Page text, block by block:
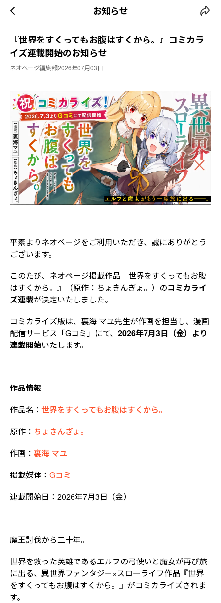
お知らせ
『世界をすくってもお腹はすくから。』コミカラ
イズ連載開始のお知らせ
ネオページ編集部2026年07月03日
平素よりネオページをご利用いただき、誠にありがとう
ございます。
このたび、ネオページ掲載作品『世界をすくってもお腹
はすくから。』（原作：ちょきんぎょ。）のコミカライ
ズ連載が決定いたしました。
コミカライズ版は、裏海 マユ先生が作画を担当し、漫画
配信サービス「Gコミ」にて、 2026年7月3日（金）より
連載開始いたします。
作品情報
作品名： 世界をすくってもお腹はすくから。
原作： ちょきんぎょ。
作画： 裏海 マユ
掲載媒体： Gコミ
連載開始日：2026年7月3日（金）
魔王討伐から二十年――。
世界を救った英雄であるエルフの弓使いと魔女が再び旅
に出る、異世界ファンタジー×スローライフ作品『世界
をすくってもお腹はすくから。』がコミカライズされま
す。